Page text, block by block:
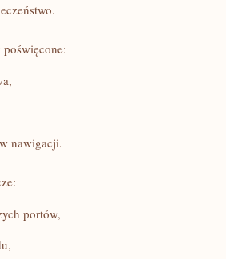
nawigacji.
portów,